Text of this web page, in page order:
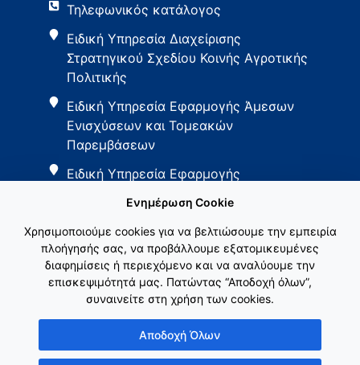
Τηλεφωνικός κατάλογος
Ειδική Υπηρεσία Διαχείρισης
Στρατηγικού Σχεδίου Κοινής Αγροτικής
Πολιτικής
Ειδική Υπηρεσία Εφαρμογής Άμεσων
Ενισχύσεων και Τομεακών
Παρεμβάσεων
Ειδική Υπηρεσία Εφαρμογής
Εθνικό Δίκτυο ΚΑΠ
Ενημέρωση Cookie
Χρησιμοποιούμε cookies για να βελτιώσουμε την εμπειρία
πλοήγησής σας, να προβάλλουμε εξατομικευμένες
διαφημίσεις ή περιεχόμενο και να αναλύουμε την
επισκεψιμότητά μας. Πατώντας “Αποδοχή όλων”,
συναινείτε στη χρήση των cookies.
Αποδοχή Όλων